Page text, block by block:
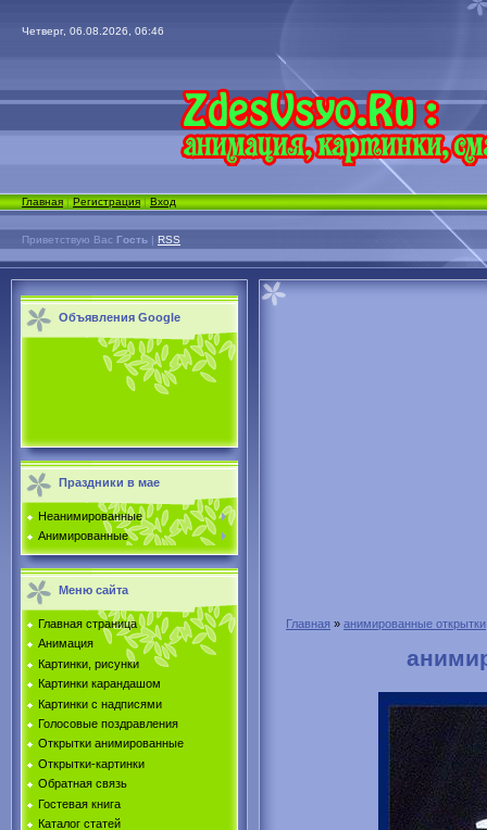
Четверг, 06.08.2026, 06:46
Главная|Регистрация|Вход
Приветствую Вас Гость | RSS
Объявления Google
Праздники в мае
Неанимированные
Анимированные
Меню сайта
Главная страница
Анимация
Картинки, рисунки
Картинки карандашом
Картинки с надписями
Голосовые поздравления
Открытки анимированные
Открытки-картинки
Обратная связь
Гостевая книга
Каталог статей
Главная » анимированные открытки